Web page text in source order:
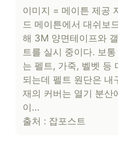
이미지 = 메이튼 제공
드 메이튼에서 대쉬보
해 3M 양면테이프와
트를 실시 중이다. 보
는 펠트, 가죽, 벨벳 등
되는데 펠트 원단은 내
재의 커버는 열기 분산
이…
출처 : 잡포스트